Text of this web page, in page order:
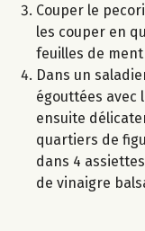
Couper le
les couper en
feuilles de
Dans un
égouttées avec
ensuite
quartiers de
dans 4
de vinaigre